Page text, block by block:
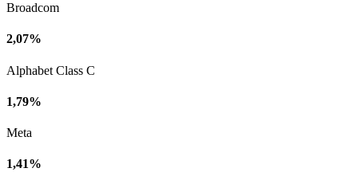
Broadcom
2,07%
Alphabet Class C
1,79%
Meta
1,41%